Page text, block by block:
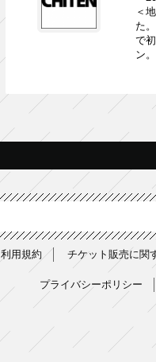
＜
た
で
ン
利用規約 チケット販売に関
プライバシーポリシー